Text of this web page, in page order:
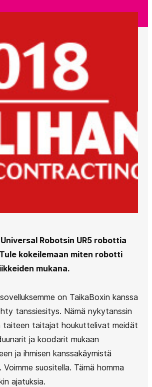
Robotsin UR5 robottia
kokeilemaan miten robotti
mukana.
on TaikaBoxin kanssa
tanssiesitys. Nämä nykytanssin
taiteen taitajat houkuttelivat meidät
ja koodarit mukaan
ja ihmisen kanssakäymistä
suositella. Tämä homma
ajatuksia.